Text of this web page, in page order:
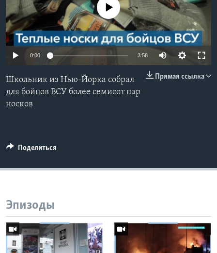
Learning English
СОЦИАЛЬНЫЕ СЕТИ
Языки
No media source currently available
0:00 3:58
Прямая ссылка
Школьник из Нью-Йорка собрал
для бойцов ВСУ более семисот пар
носков
Поделиться
Эпизоды